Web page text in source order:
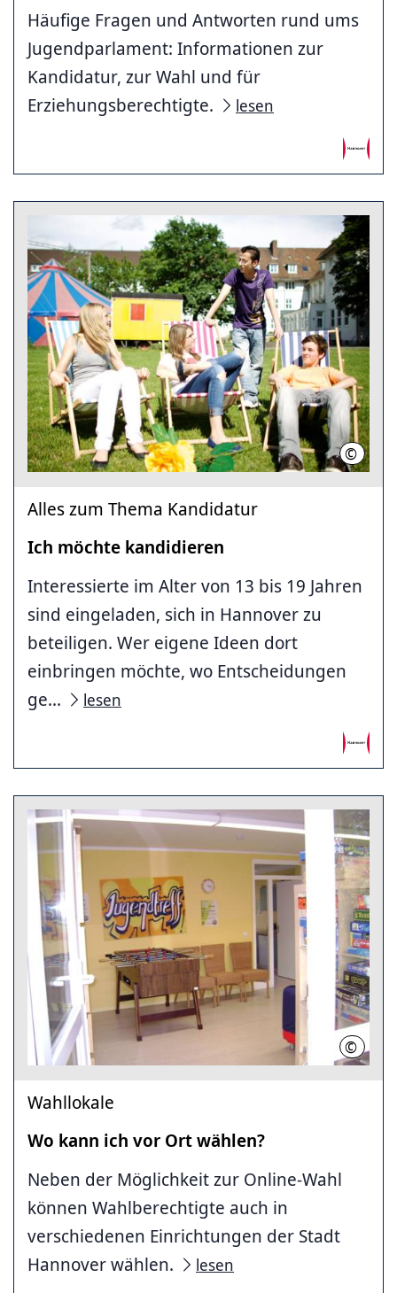
Häufige Fragen und Antworten rund ums
Jugendparlament: Informationen zur
Kandidatur, zur Wahl und für
Erziehungsberechtigte.
lesen
© LHH
Alles zum Thema Kandidatur
Ich möchte kandidieren
Interessierte im Alter von 13 bis 19 Jahren
sind eingeladen, sich in Hannover zu
beteiligen. Wer eigene Ideen dort
einbringen möchte, wo Entscheidungen
ge...
lesen
© LHH
Wahllokale
Wo kann ich vor Ort wählen?
Neben der Möglichkeit zur Online-Wahl
können Wahlberechtigte auch in
verschiedenen Einrichtungen der Stadt
Hannover wählen.
lesen